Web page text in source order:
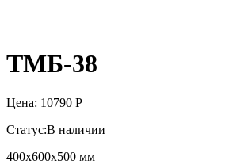
ТМБ-38
Цена: 10790 Р
Статус:В наличии
400х600х500 мм